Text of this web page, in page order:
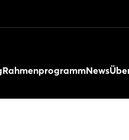
RahmenprogrammNews